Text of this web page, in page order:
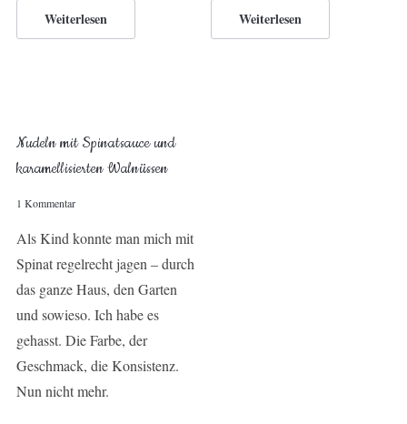
Weiterlesen Weiterlesen
Nudeln mit Spinatsauce und
karamellisierten Walnüssen
1 Kommentar
Als Kind konnte man mich mit
Spinat regelrecht jagen – durch
das ganze Haus, den Garten
und sowieso. Ich habe es
gehasst. Die Farbe, der
Geschmack, die Konsistenz.
Nun nicht mehr.